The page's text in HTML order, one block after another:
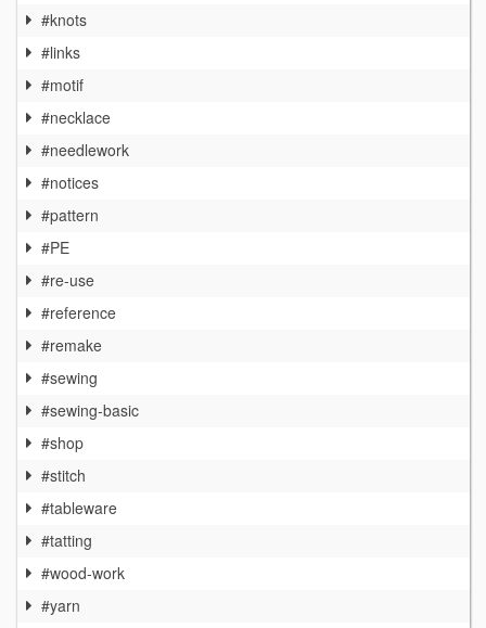
#knots
#links
#motif
#necklace
#needlework
#notices
#pattern
#PE
#re-use
#reference
#remake
#sewing
#sewing-basic
#shop
#stitch
#tableware
#tatting
#wood-work
#yarn